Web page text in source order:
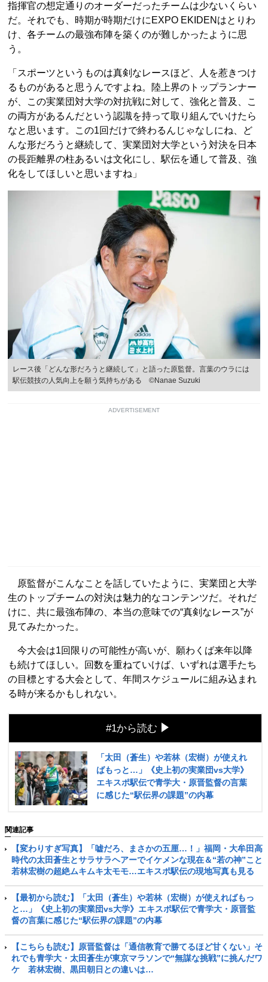
指揮官の想定通りのオーダーだったチームは少ないくらい
だ。それでも、時期が時期だけにEXPO EKIDENはとりわ
け、各チームの最強布陣を築くのが難しかったように思
う。
「スポーツというものは真剣なレースほど、人を惹きつけ
るものがあると思うんですよね。陸上界のトップランナー
が、この実業団対大学の対抗戦に対して、強化と普及、こ
の両方があるんだという認識を持って取り組んでいけたら
なと思います。この1回だけで終わるんじゃなしにね、ど
んな形だろうと継続して、実業団対大学という対決を日本
の長距離界の柱あるいは文化にし、駅伝を通して普及、強
化をしてほしいと思いますね」
レース後「どんな形だろうと継続して」と語った原監督。言葉のウラには
駅伝競技の人気向上を願う気持ちがある ©Nanae Suzuki
ADVERTISEMENT
原監督がこんなことを話していたように、実業団と大学
生のトップチームの対決は魅力的なコンテンツだ。それだ
けに、共に最強布陣の、本当の意味での“真剣なレース”が
見てみたかった。
今大会は1回限りの可能性が高いが、願わくば来年以降
も続けてほしい。回数を重ねていけば、いずれは選手たち
の目標とする大会として、年間スケジュールに組み込まれ
る時が来るかもしれない。
#1から読む
「太田（蒼生）や若林（宏樹）が使えれ
ばもっと…」《史上初の実業団vs大学》
エキスポ駅伝で青学大・原晋監督の言葉
に感じた“駅伝界の課題”の内幕
関連記事
【変わりすぎ写真】「嘘だろ、まさかの五厘…！」福岡・大牟田高
時代の太田蒼生とサラサラヘアーでイケメンな現在＆“若の神”こと
若林宏樹の超絶ムキムキ太モモ…エキスポ駅伝の現地写真も見る
【最初から読む】「太田（蒼生）や若林（宏樹）が使えればもっ
と…」《史上初の実業団vs大学》エキスポ駅伝で青学大・原晋監
督の言葉に感じた“駅伝界の課題”の内幕
【こちらも読む】原晋監督は「通信教育で勝てるほど甘くない」そ
れでも青学大・太田蒼生が東京マラソンで“無謀な挑戦”に挑んだワ
ケ 若林宏樹、黒田朝日との違いは…